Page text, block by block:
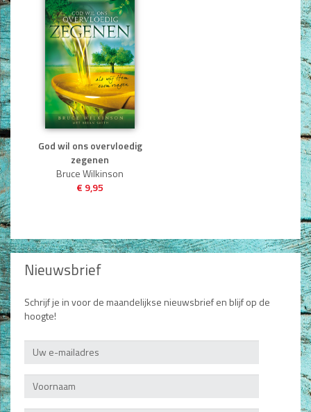
God wil ons overvloedig
zegenen
Bruce Wilkinson
€ 9,95
Nieuwsbrief
Schrijf je in voor de maandelijkse nieuwsbrief en blijf op de
hoogte!